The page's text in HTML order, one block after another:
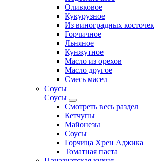
Оливковое
Кукурузное
Из виноградных косточек
Горчичное
Льняное
Кунжутное
Масло из орехов
Масло другое
Смесь масел
Соусы
Соусы
Смотреть весь раздел
Кетчупы
Майонезы
Соусы
Горчица Хрен Аджика
Томатная паста